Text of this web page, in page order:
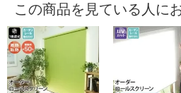
この商品を見ている人に